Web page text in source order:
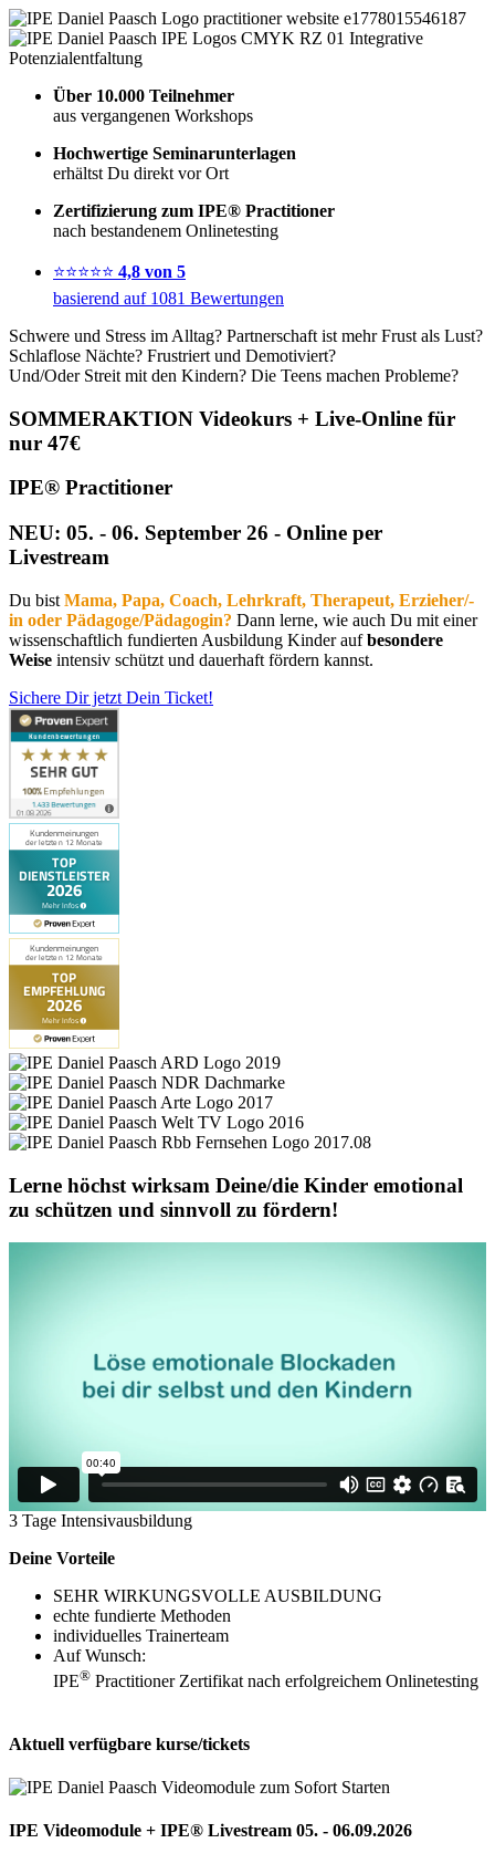
Über 10.000 Teilnehmer
aus vergangenen Workshops
Hochwertige Seminarunterlagen
erhältst Du direkt vor Ort
Zertifizierung zum IPE® Practitioner
nach bestandenem Onlinetesting
⭐⭐⭐⭐⭐ 4,8 von 5
basierend auf 1081 Bewertungen
Schwere und Stress im Alltag? Partnerschaft ist mehr Frust als Lust?
Schlaflose Nächte? Frustriert und Demotiviert?
Und/Oder Streit mit den Kindern? Die Teens machen Probleme?
SOMMERAKTION Videokurs + Live-Online für
nur 47€
IPE® Practitioner
NEU: 05. - 06. September 26 - Online per
Livestream
Du bist Mama, Papa, Coach, Lehrkraft, Therapeut, Erzieher/-
in oder Pädagoge/Pädagogin? Dann lerne, wie auch Du mit einer
wissenschaftlich fundierten Ausbildung Kinder aufbesondere
Weise intensiv schützt und dauerhaft fördern kannst.
Sichere Dir jetzt Dein Ticket!
Lerne höchst wirksam Deine/die Kinder emotional
zu schützen und sinnvoll zu fördern!
3 Tage Intensivausbildung
Deine Vorteile
SEHR WIRKUNGSVOLLE AUSBILDUNG
echte fundierte Methoden
individuelles Trainerteam
Auf Wunsch:
IPE® Practitioner Zertifikat nach erfolgreichem Onlinetesting
Aktuell verfügbare kurse/tickets
IPE Videomodule + IPE® Livestream 05. - 06.09.2026